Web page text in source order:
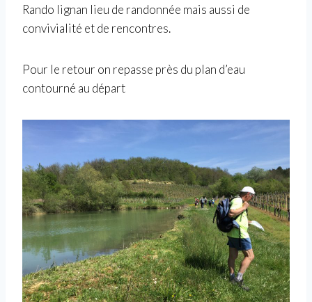
Rando lignan lieu de randonnée mais aussi de
convivialité et de rencontres.
Pour le retour on repasse près du plan d’eau
contourné au départ